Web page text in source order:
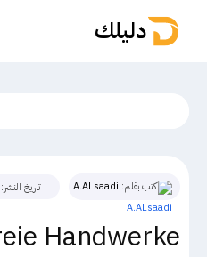
دليلك
كتب بقلم: A.ALsaadi تاريخ النشر:
Handwerke